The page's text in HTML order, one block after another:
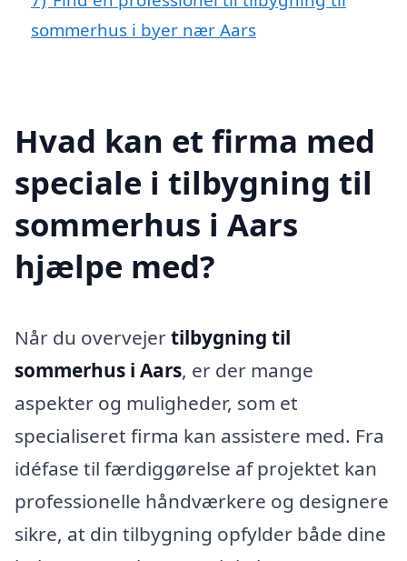
sommerhus i byer nær Aars
Hvad kan et firma med
speciale i tilbygning til
sommerhus i Aars
hjælpe med?
Når du overvejertilbygning til
sommerhus i Aars, er der mange
aspekter og muligheder, som et
specialiseret firma kan assistere med. Fra
idéfase til færdiggørelse af projektet kan
professionelle håndværkere og designere
sikre, at din tilbygning opfylder både dine